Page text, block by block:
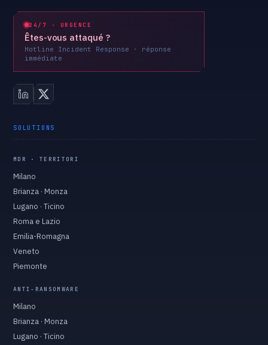
24/7 · URGENCE
Êtes-vous attaqué ?
Hotline Incident Response · réponse
immédiate
SOLUTIONS
MDR · TERRITORI
Milano
Brianza · Monza
Lugano · Ticino
Roma e Lazio
Emilia-Romagna
Veneto
Piemonte
ANTI-RANSOMWARE
Milano
Brianza · Monza
Lugano · Ticino